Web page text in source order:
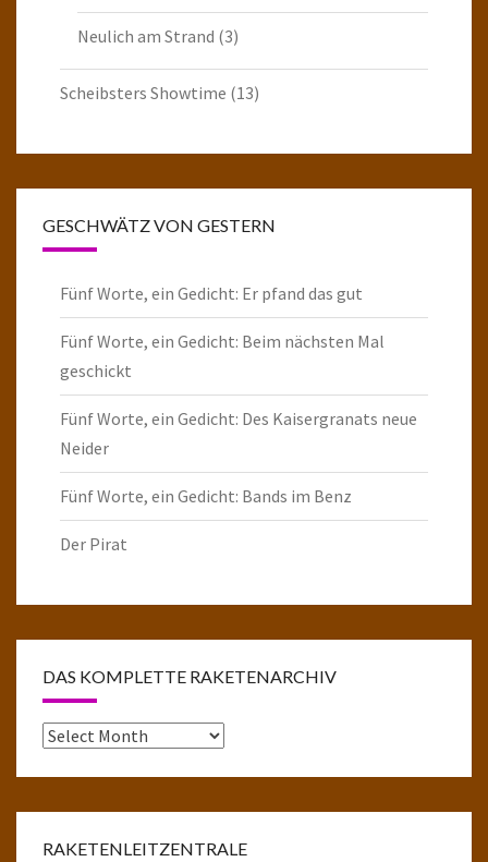
Neulich am Strand (3)
Scheibsters Showtime (13)
GESCHWÄTZ VON GESTERN
Fünf Worte, ein Gedicht: Er pfand das gut
Fünf Worte, ein Gedicht: Beim nächsten Mal
geschickt
Fünf Worte, ein Gedicht: Des Kaisergranats neue
Neider
Fünf Worte, ein Gedicht: Bands im Benz
Der Pirat
DAS KOMPLETTE RAKETENARCHIV
Das
RAKETENLEITZENTRALE